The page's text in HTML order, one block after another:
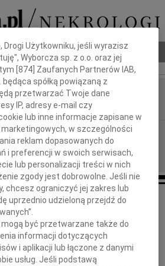
pogrzebowy
Zapasiewicz
Z ogromnym żalem zawiadamiamy,
że w dniu 14 lipca 2009 roku zmarł
Wielki Aktor,
Nauczyciel wielu pokoleń ludzi teatru,
Drogi Użytkowniku, jeśli wyrazisz
Wyborcza sp. z o.o. oraz jej
[874 ] Zaufanych Partnerów IAB,
będąca spółką powiązaną z
przetwarzać Twoje dane
IP, adresy e-mail czy
lub inne informacje zapisane w
w szczególności
reklam dopasowanych do
i preferencji w swoich serwisach,
lub personalizacji treści w nich
zgody jest dobrowolne. Jeśli nie
chcesz ograniczyć jej zakres lub
uprzednio udzieloną przejdź do
być przetwarzane także do
informacji dotyczących
i aplikacji lub łączone z danymi
usług. Jeśli podstawą